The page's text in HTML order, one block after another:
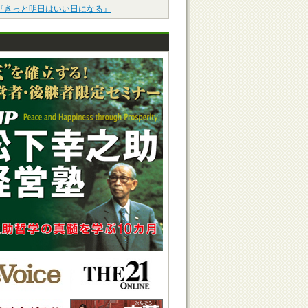
きっと明日はいい日になる』